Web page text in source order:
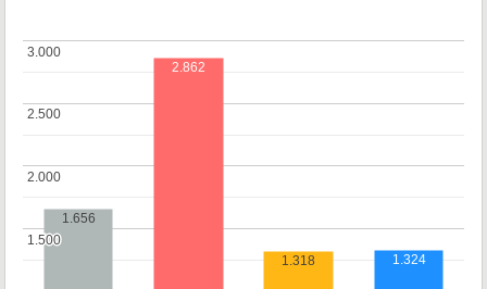
1.500
1.500
2.000
2.000
2.500
2.500
3.000
3.000
1.656
2.862
1.318 1.324